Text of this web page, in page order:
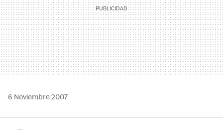
6 Noviembre 2007